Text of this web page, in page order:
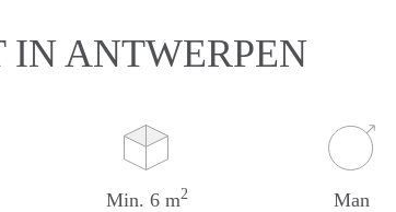
IN ANTWERPEN
Min. 6 m2 Man